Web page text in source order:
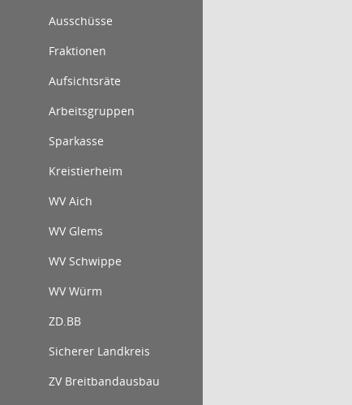
Ausschüsse
Fraktionen
Aufsichtsräte
Arbeitsgruppen
Sparkasse
Kreistierheim
WV Aich
WV Glems
WV Schwippe
WV Würm
ZD.BB
Sicherer Landkreis
ZV Breitbandausbau